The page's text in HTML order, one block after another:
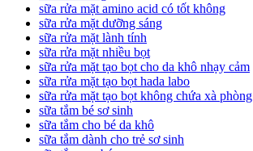
sữa rửa mặt amino acid có tốt không
sữa rửa mặt dưỡng sáng
sữa rửa mặt lành tính
sữa rửa mặt nhiều bọt
sữa rửa mặt tạo bọt cho da khô nhạy cảm
sữa rửa mặt tạo bọt hada labo
sữa rửa mặt tạo bọt không chứa xà phòng
sữa tắm bé sơ sinh
sữa tắm cho bé da khô
sữa tắm dành cho trẻ sơ sinh